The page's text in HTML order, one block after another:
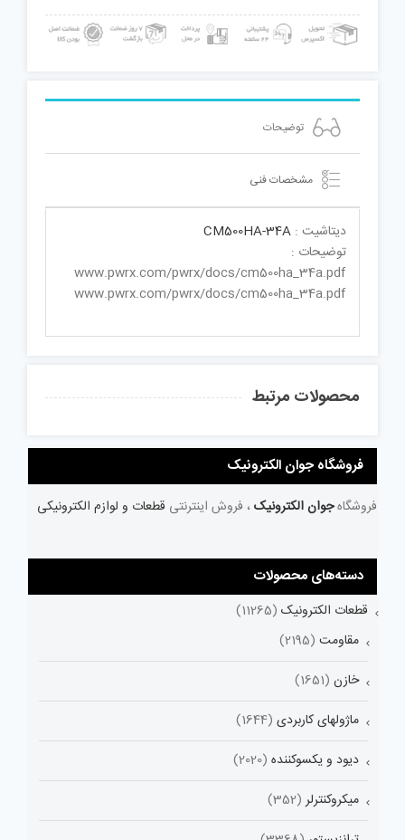
توضیحات
مشخصات فنی
دیتاشیت : CM500HA-34A
توضیحات :
www.pwrx.com/pwrx/docs/cm500ha_34a.pdf
www.pwrx.com/pwrx/docs/cm500ha_34a.pdf
محصولات مرتبط
فروشگاه جوان الکترونیک
فروشگاهجوان الکترونیک ، فروش اینترنتی قطعات و لوازم الکترونیکی
دسته‌های محصولات
قطعات الکترونیک (11265)
مقاومت (2195)
خازن (1651)
ماژولهای کاربردی (1644)
دیود و یکسوکننده (2020)
میکروکنترلر (352)